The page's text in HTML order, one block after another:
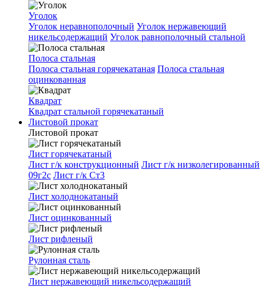
Уголок
Уголок неравнополочный Уголок нержавеющий
никельсодержащий Уголок равнополочный стальной
Полоса стальная
Полоса стальная горячекатаная Полоса стальная
оцинкованная
Квадрат
Квадрат стальной горячекатаный
Листовой прокат
Листовой прокат
Лист горячекатаный
Лист г/к конструкционный Лист г/к низколегированный
09г2с Лист г/к Ст3
Лист холоднокатаный
Лист оцинкованный
Лист рифленый
Рулонная сталь
Лист нержавеющий никельсодержащий